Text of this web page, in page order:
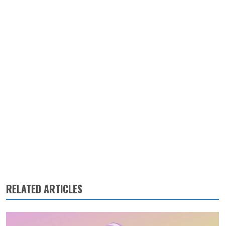
RELATED ARTICLES